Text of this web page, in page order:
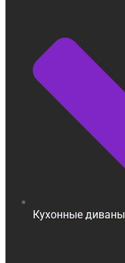
Кухонные диваны